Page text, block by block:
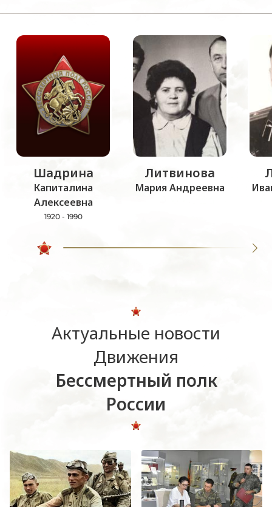
Шадрина
Капиталина
Алексеевна
1920 - 1990
Литвинова
Мария Андреевна
Актуальные новости
Движения
Бессмертный полк
России